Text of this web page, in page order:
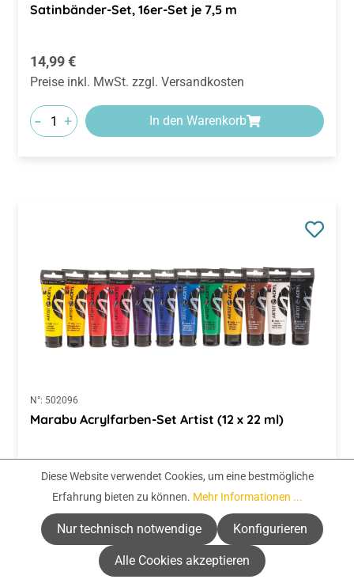
Satinbänder-Set, 16er-Set je 7,5 m
Regulärer Preis:
14,99 €
Preise inkl. MwSt. zzgl. Versandkosten
- + In den Warenkorb
N°: 502096
Marabu Acrylfarben-Set Artist (12 x 22 ml)
Regulärer Preis:
22,99 €
(87,08 € / 1 Liter)
Preise inkl. MwSt. zzgl. Versandkosten
Zur Auswahl
Diese Website verwendet Cookies, um eine bestmögliche
Erfahrung bieten zu können. Mehr Informationen ...
Nur technisch notwendige Konfigurieren
Alle Cookies akzeptieren